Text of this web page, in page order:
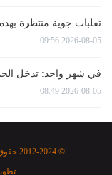
تقلبات جوية منتظرة
2026-08-05 09:56
في شهر واحد: تدخل الحماية
2026-08-05 08:49
© 2012-2024 حقوق النشر تاريخ صفاقس، جميع الحقوق محفوظة.